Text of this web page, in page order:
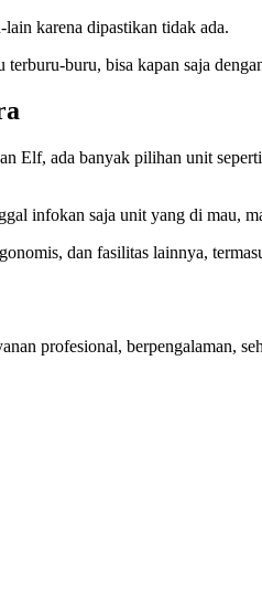
karena dipastikan tidak ada.
buru, bisa kapan saja
Elf, ada banyak pilihan unit
infokan saja unit yang di mau,
dan fasilitas lainnya,
profesional, berpengalaman,